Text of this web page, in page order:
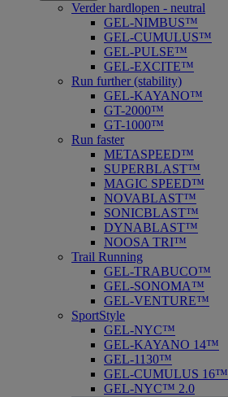
Verder hardlopen - neutral
GEL-NIMBUS™
GEL-CUMULUS™
GEL-PULSE™
GEL-EXCITE™
Run further (stability)
GEL-KAYANO™
GT-2000™
GT-1000™
Run faster
METASPEED™
SUPERBLAST™
MAGIC SPEED™
NOVABLAST™
SONICBLAST™
DYNABLAST™
NOOSA TRI™
Trail Running
GEL-TRABUCO™
GEL-SONOMA™
GEL-VENTURE™
SportStyle
GEL-NYC™
GEL-KAYANO 14™
GEL-1130™
GEL-CUMULUS 16™
GEL-NYC™ 2.0